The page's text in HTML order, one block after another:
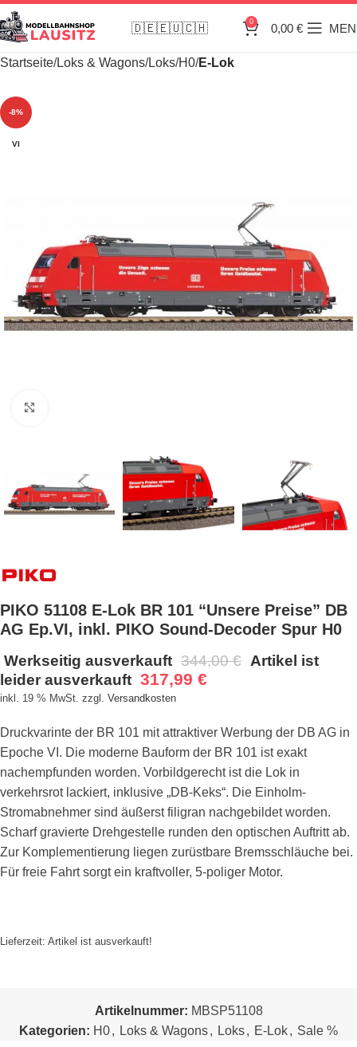
🇩🇪🇪🇺🇨🇭 0 0,00 €
Startseite Loks & Wagons Loks H0 E-Lok
-8%
VI
PIKO 51108 E-Lok BR 101 “Unsere Preise” DB
AG Ep.VI, inkl. PIKO Sound-Decoder Spur H0
Werkseitig ausverkauft 344,00€ Artikel ist
leider ausverkauft 317,99 €
inkl. 19 % MwSt. zzgl. Versandkosten
Druckvarinte der BR 101 mit attraktiver Werbung der DB AG in
Epoche VI. Die moderne Bauform der BR 101 ist exakt
nachempfunden worden. Vorbildgerecht ist die Lok in
verkehrsrot lackiert, inklusive „DB-Keks“. Die Einholm-
Stromabnehmer sind äußerst filigran nachgebildet worden.
Scharf gravierte Drehgestelle runden den optischen Auftritt ab.
Zur Komplementierung liegen zurüstbare Bremsschläuche bei.
Für freie Fahrt sorgt ein kraftvoller, 5-poliger Motor.
Lieferzeit: Artikel ist ausverkauft!
Artikelnummer: MBSP51108
Kategorien: H0, Loks & Wagons, Loks, E-Lok, Sale %